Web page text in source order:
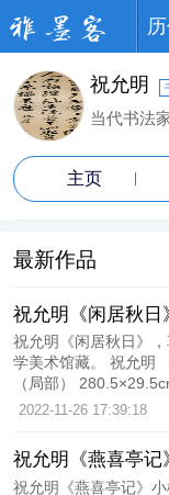
祝允明
当代书法
主页
最新作品
祝允明《闲居秋日
祝允明《闲居秋日》
学美术馆藏。 祝允明
（局部）
2022-11-26 17:39:18
祝允明《燕喜亭记
祝允明《燕喜亭记》